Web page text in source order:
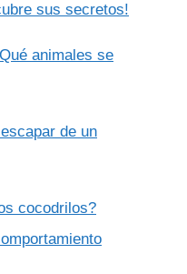
sus secretos!
animales se
de un
cocodrilos?